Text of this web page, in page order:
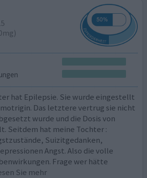
hat Epilepsie. Sie wurde eingestellt
Das letztere vertrug sie nicht
wurde und die Dosis von
Seitdem hat meine Tochter :
Suizitgedanken,
Angst. Also die volle
Frage wer hätte
Sie mehr